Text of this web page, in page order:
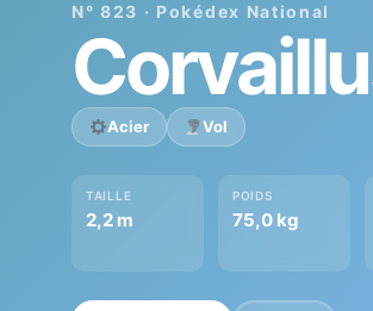
N° 823 · Pokédex National
Acier Vol
TAILLE
2,2 m
POIDS
75,0 kg